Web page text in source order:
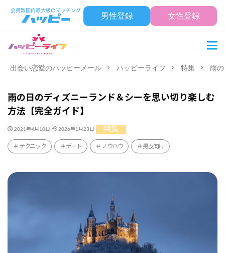
男性登録 女性登録
出会い恋愛のハッピーメール ハッピーライフ 特集 雨
雨の日のディズニーランド＆シーを思い切り楽しむ
方法【完全ガイド】
2021年4月10日 2026年1月23日 特集
テクニック デート ノウハウ 男女向け